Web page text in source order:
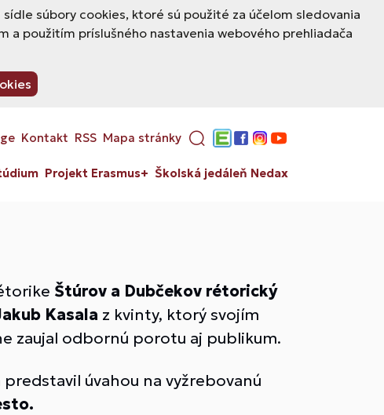
súbory cookies, ktoré sú použité za účelom sledovania
a použitím príslušného nastavenia webového prehliadača
Kontakt RSS Mapa stránky
Edupage
Facebook
Instagram
YouTube
Projekt Erasmus+ Školská jedáleň Nedax
Štúrov a Dubčekov rétorický
Kasala z kvinty, ktorý svojím
zaujal odbornú porotu aj publikum.
úvahou na vyžrebovanú